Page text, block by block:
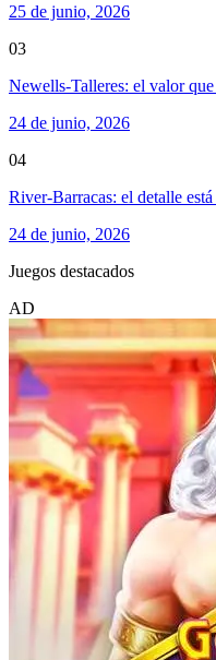
25 de junio, 2026
03
Newells-Talleres: el valor
24 de junio, 2026
04
River-Barracas: el detalle
24 de junio, 2026
Juegos destacados
AD